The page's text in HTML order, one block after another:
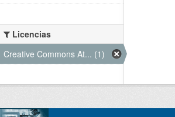
Licencias
Creative Commons At... (1)